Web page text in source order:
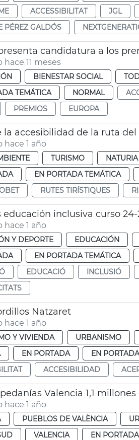
ACCESSIBILITAT JGL
PÉREZ GALDÓS
candidatura a los
11 meses
BIENESTAR SOCIAL
TEMÁTICA
NORMAL
PREMIOS EUROPA
la accesibilidad de la ruta del
1 año
TURISMO NATURIA
EN PORTADA TEMÁTICA
RUTES TIRÍSTIQUES
educación inclusiva curso 24-
1 año
Y DEPORTE EDUCACIÓN
EN PORTADA TEMÁTICA
EDUCACIÓ INCLUSIÓ
Natzaret
1 año
Y VIVIENDA URBANISMO
EN PORTADA EN
ACCESIBILIDAD
Valencia 1,1
1 año
PUEBLOS DE VALÈNCIA
VALENCIA EN PORTADA